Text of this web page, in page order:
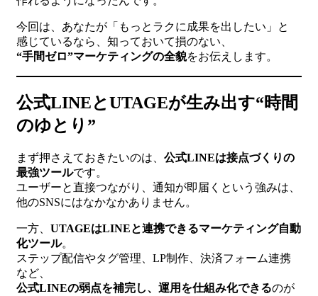
今回は、あなたが「もっとラクに成果を出したい」と
感じているなら、知っておいて損のない、
“手間ゼロ”マーケティングの全貌をお伝えします。
公式LINEとUTAGEが生み出す“時間
のゆとり”
まず押さえておきたいのは、 公式LINEは接点づくりの
最強ツールです。
ユーザーと直接つながり、通知が即届くという強みは、
他のSNSにはなかなかありません。
一方、 UTAGEはLINEと連携できるマーケティング自動
化ツール。
ステップ配信やタグ管理、LP制作、決済フォーム連携
など、
公式LINEの弱点を補完し、運用を仕組み化できるのが